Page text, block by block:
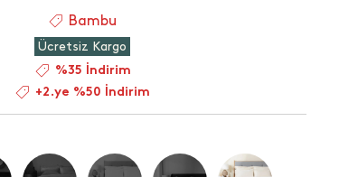
Bambu
Ücretsiz Kargo
%35 İndirim
+2.ye %50 İndirim